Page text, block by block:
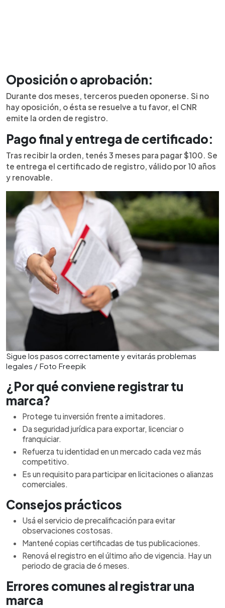
Oposición o aprobación:
Durante dos meses, terceros pueden oponerse. Si no
hay oposición, o ésta se resuelve a tu favor, el CNR
emite la orden de registro.
Pago final y entrega de certificado:
Tras recibir la orden, tenés 3 meses para pagar $100. Se
te entrega el certificado de registro, válido por 10 años
y renovable.
Sigue los pasos correctamente y evitarás problemas
legales / Foto Freepik
¿Por qué conviene registrar tu
marca?
Protege tu inversión frente a imitadores.
Da seguridad jurídica para exportar, licenciar o
franquiciar.
Refuerza tu identidad en un mercado cada vez más
competitivo.
Es un requisito para participar en licitaciones o alianzas
comerciales.
Consejos prácticos
Usá el servicio de precalificación para evitar
observaciones costosas.
Mantené copias certificadas de tus publicaciones.
Renová el registro en el último año de vigencia. Hay un
periodo de gracia de 6 meses.
Errores comunes al registrar una
marca